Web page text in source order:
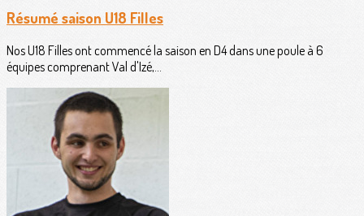
Résumé saison U18 Filles
Nos U18 Filles ont commencé la saison en D4 dans une poule à 6
équipes comprenant Val d'Izé,...